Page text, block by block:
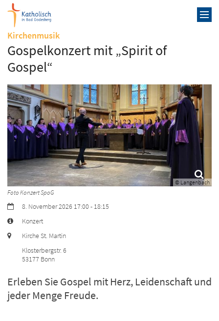
Zum Inhalt springen
Kirchenmusik:
Gospelkonzert mit „Spirit of
Gospel“
© Langenbach
Foto Konzert SpoG
Datum:8. November 2026 17:00 - 18:15
Art bzw. Nummer:
Konzert
Ort:
Kirche St. Martin
Klosterbergstr. 6
53177 Bonn
Erleben Sie Gospel mit Herz, Leidenschaft und
jeder Menge Freude.